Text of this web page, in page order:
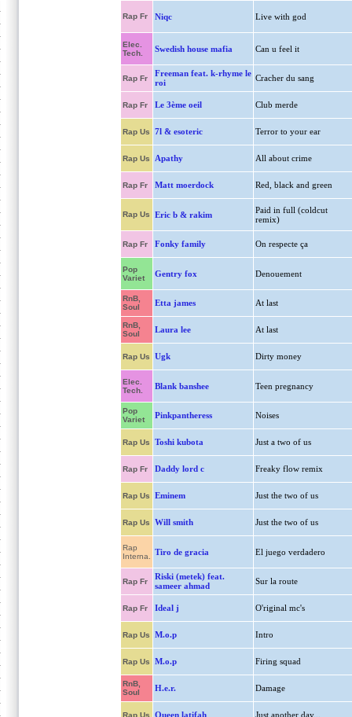
Rap Fr Niqc Live with god
Elec.
Tech.
Swedish house mafia Can u feel it
Rap Fr
Freeman feat. k-rhyme le
roi
Cracher du sang
Rap Fr Le 3ème oeil Club merde
Rap Us 7l & esoteric Terror to your ear
Rap Us Apathy All about crime
Rap Fr Matt moerdock Red, black and green
Rap Us Eric b & rakim
Paid in full (coldcut
remix)
Rap Fr Fonky family On respecte ça
Pop
Variet
Gentry fox Denouement
RnB,
Soul
Etta james At last
RnB,
Soul
Laura lee At last
Rap Us Ugk Dirty money
Elec.
Tech.
Blank banshee Teen pregnancy
Pop
Variet
Pinkpantheress Noises
Rap Us Toshi kubota Just a two of us
Rap Fr Daddy lord c Freaky flow remix
Rap Us Eminem Just the two of us
Rap Us Will smith Just the two of us
Rap
Interna.
Tiro de gracia El juego verdadero
Rap Fr
Riski (metek) feat.
sameer ahmad
Sur la route
Rap Fr Ideal j O'riginal mc's
Rap Us M.o.p Intro
Rap Us M.o.p Firing squad
RnB,
Soul
H.e.r. Damage
Rap Us Queen latifah Just another day...